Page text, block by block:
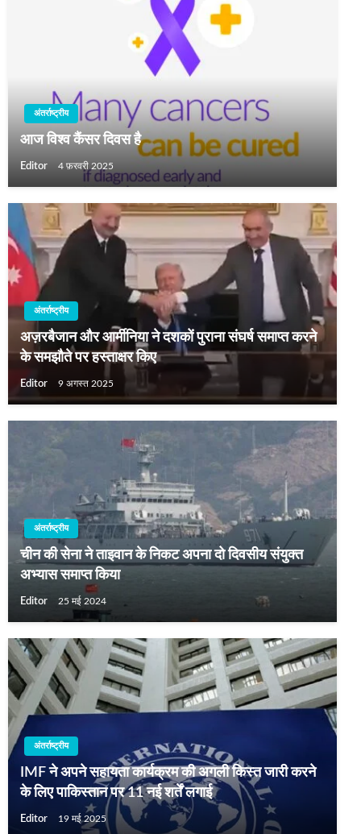
अंतर्राष्ट्रीय
आज विश्व कैंसर दिवस है
Editor 4 फ़रवरी 2025
अंतर्राष्ट्रीय
अज़रबैजान और आर्मीनिया ने दशकों पुराना संघर्ष समाप्त करने
के समझौते पर हस्ताक्षर किए
Editor 9 अगस्त 2025
अंतर्राष्ट्रीय
चीन की सेना ने ताइवान के निकट अपना दो दिवसीय संयुक्त
अभ्यास समाप्त किया
Editor 25 मई 2024
अंतर्राष्ट्रीय
IMF ने अपने सहायता कार्यक्रम की अगली किस्त जारी करने
के लिए पाकिस्तान पर 11 नई शर्तें लगाई
Editor 19 मई 2025